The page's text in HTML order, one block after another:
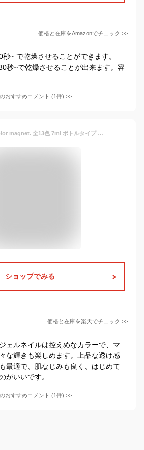
価格と在庫をAmazonでチェック >>
~ で乾燥させることができます。
秒~で乾燥させることが出来ます。容
おすすめコメント (1件) >
【RE:】 Nude color magnet. 全13色 7ml ボトルタイプ ジェル ネイル Re:gel (リジェル)
ショップでみる
価格と在庫を楽天でチェック >>
ェルネイルは控えめなカラーで、マ
な輝きも楽しめます。上品な透け感
最適で、肌なじみも良く、はじめて
がいいです。
おすすめコメント (1件) >